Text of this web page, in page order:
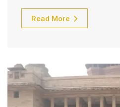
Read More